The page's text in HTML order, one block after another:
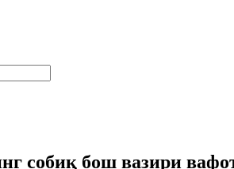
собиқ бош вазири